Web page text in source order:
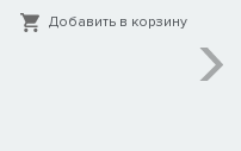
Добавить в корзину